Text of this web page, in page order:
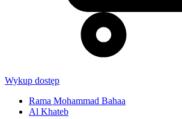
Wykup dostęp
Rama Mohammad Bahaa
Al Khateb